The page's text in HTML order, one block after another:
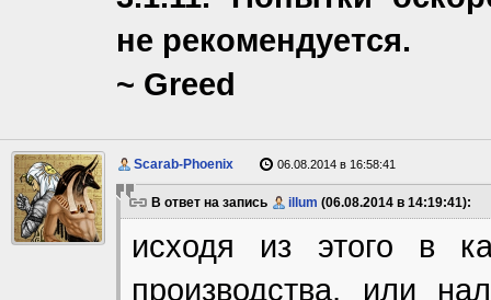
не рекомендуется.
~ Greed
Scarab-Phoenix 06.08.2014 в 16:58:41
В ответ на запись illum (06.08.2014 в 14:19:41):
исходя из этого в
производства, или